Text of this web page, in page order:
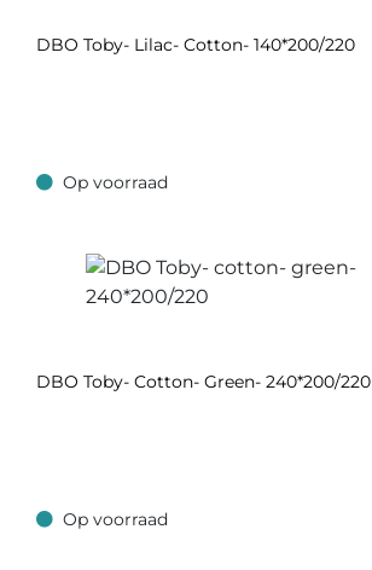
DBO Toby- Lilac- Cotton- 140*200/220
Op voorraad
Op voorraad
DBO Toby- Cotton- Green- 240*200/220
Op voorraad
Op voorraad